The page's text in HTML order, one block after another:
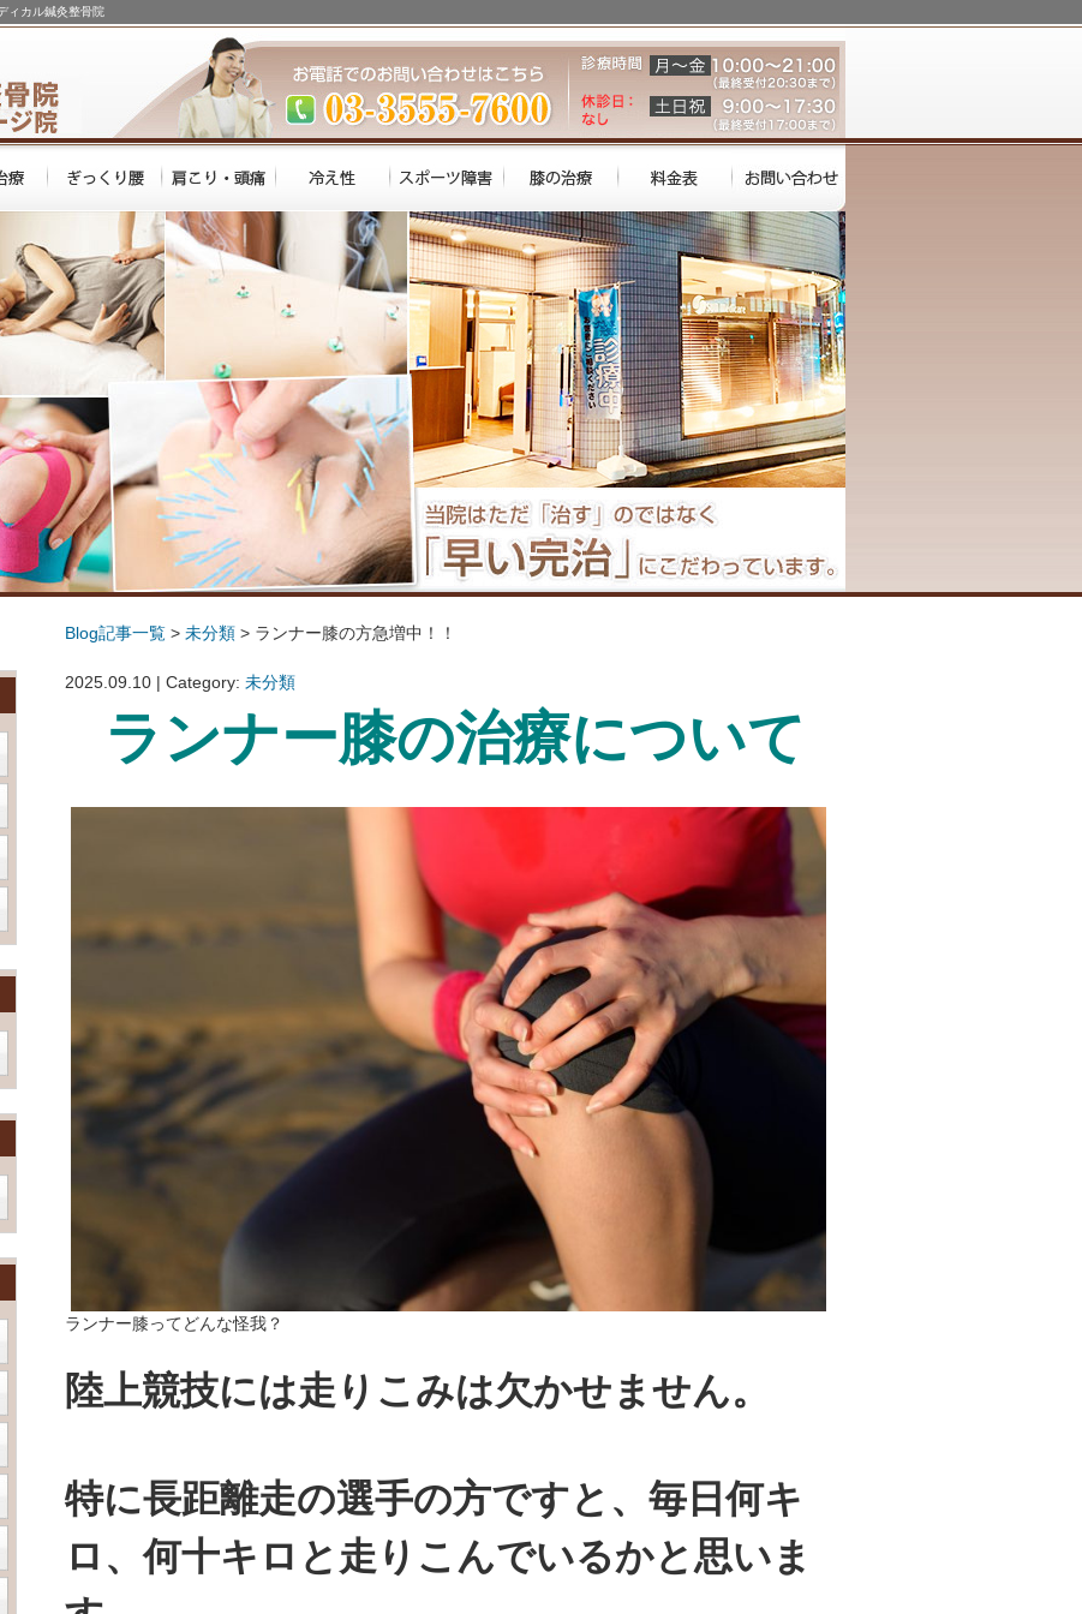
ィカル鍼灸整骨院
Blog記事一覧 > 未分類 > ランナー膝の方急増中！！
2025.09.10 | Category: 未分類
ランナー膝の治療について
ランナー膝ってどんな怪我？
陸上競技には走りこみは欠かせません。
特に長距離走の選手の方ですと、毎日何キ
ロ、何十キロと走りこんでいるかと思いま